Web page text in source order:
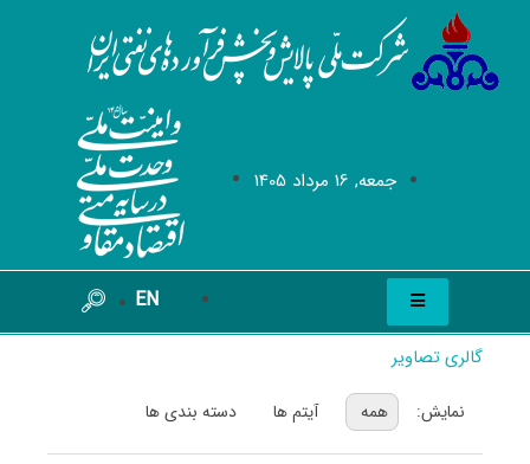
جمعه, 16 مرداد 1405
EN
گالری تصاویر
نمايش: همه آیتم ها دسته بندی ها